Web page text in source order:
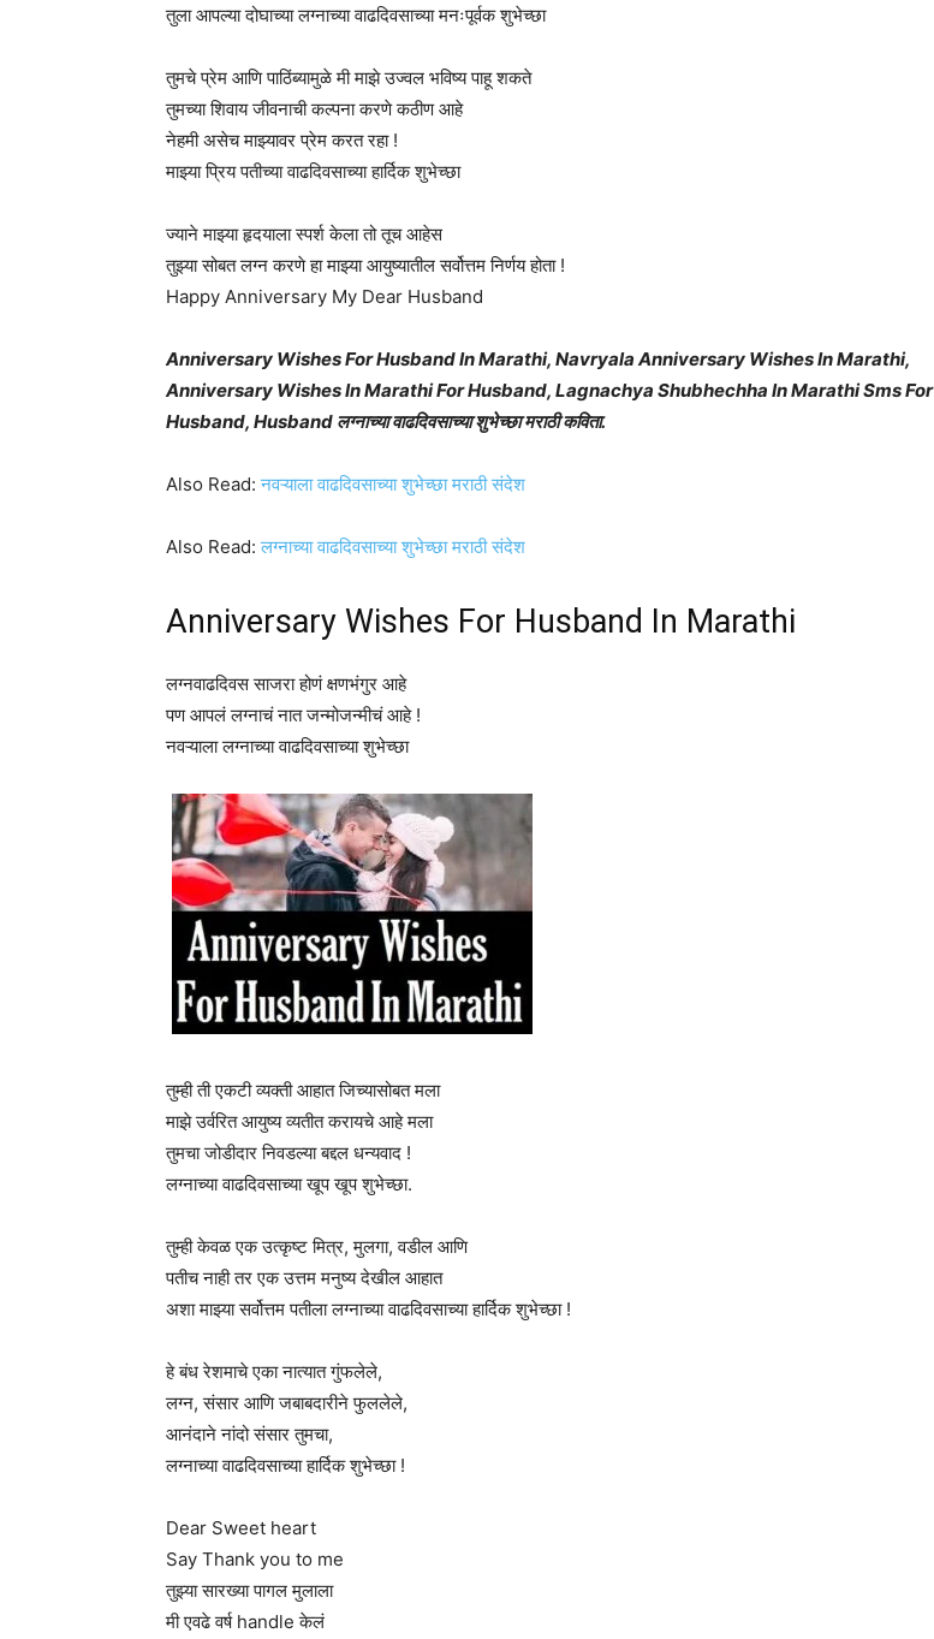
तुला आपल्या दोघाच्या लग्नाच्या वाढदिवसाच्या मनःपूर्वक शुभेच्छा
तुमचे प्रेम आणि पाठिंब्यामुळे मी माझे उज्वल भविष्य पाहू शकते
तुमच्या शिवाय जीवनाची कल्पना करणे कठीण आहे
नेहमी असेच माझ्यावर प्रेम करत रहा !
माझ्या प्रिय पतीच्या वाढदिवसाच्या हार्दिक शुभेच्छा
ज्याने माझ्या हृदयाला स्पर्श केला तो तूच आहेस
तुझ्या सोबत लग्न करणे हा माझ्या आयुष्यातील सर्वोत्तम निर्णय होता !
Happy Anniversary My Dear Husband
Anniversary Wishes For Husband In Marathi, Navryala Anniversary Wishes In Marathi,
Anniversary Wishes In Marathi For Husband, Lagnachya Shubhechha In Marathi Sms For
Husband, Husband लग्नाच्या वाढदिवसाच्या शुभेच्छा मराठी कविता.
Also Read:नवऱ्याला वाढदिवसाच्या शुभेच्छा मराठी संदेश
Also Read:लग्नाच्या वाढदिवसाच्या शुभेच्छा मराठी संदेश
Anniversary Wishes For Husband In Marathi
लग्नवाढदिवस साजरा होणं क्षणभंगुर आहे
पण आपलं लग्नाचं नात जन्मोजन्मीचं आहे !
नवऱ्याला लग्नाच्या वाढदिवसाच्या शुभेच्छा
तुम्ही ती एकटी व्यक्ती आहात जिच्यासोबत मला
माझे उर्वरित आयुष्य व्यतीत करायचे आहे मला
तुमचा जोडीदार निवडल्या बद्दल धन्यवाद !
लग्नाच्या वाढदिवसाच्या खूप खूप शुभेच्छा.
तुम्ही केवळ एक उत्कृष्ट मित्र, मुलगा, वडील आणि
पतीच नाही तर एक उत्तम मनुष्य देखील आहात
अशा माझ्या सर्वोत्तम पतीला लग्नाच्या वाढदिवसाच्या हार्दिक शुभेच्छा !
हे बंध रेशमाचे एका नात्यात गुंफलेले,
लग्न, संसार आणि जबाबदारीने फुललेले,
आनंदाने नांदो संसार तुमचा,
लग्नाच्या वाढदिवसाच्या हार्दिक शुभेच्छा !
Dear Sweet heart
Say Thank you to me
तुझ्या सारख्या पागल मुलाला
मी एवढे वर्ष handle केलं